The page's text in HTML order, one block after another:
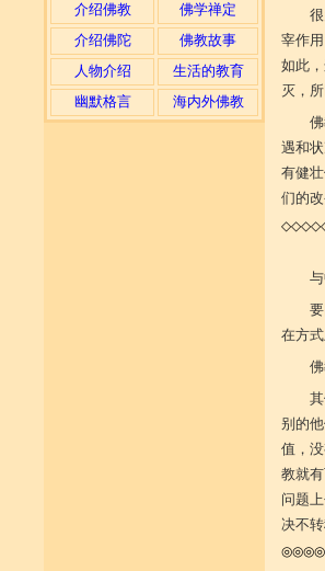
介绍佛教
佛学禅定
介绍佛陀
佛教故事
人物介绍
生活的教育
幽默格言
海内外佛教
宰作
如此
灭，
遇和
有健
们的
在方
别的
值，
教就
问题
决不